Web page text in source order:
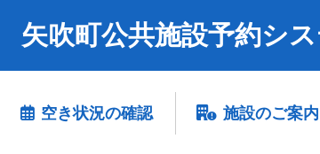
矢吹町公共施設予約シ
空き状況の確認 施設のご案内